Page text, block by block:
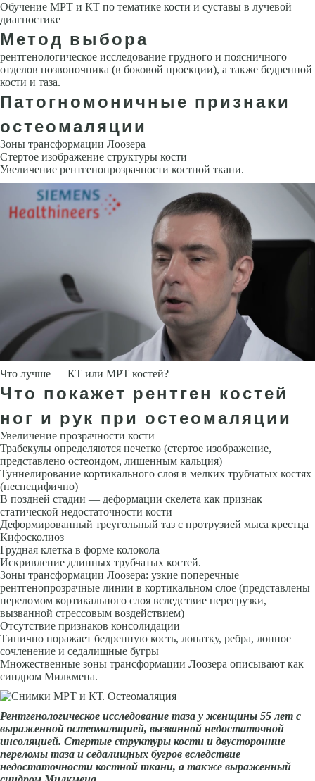
Обучение МРТ и КТ по тематике кости и суставы в лучевой
диагностике
Метод выбора
рентгенологическое исследование грудного и поясничного
отделов позвоночника (в боковой проекции), а также бедренной
кости и таза.
Патогномоничные признаки
остеомаляции
Зоны трансформации Лоозера
Стертое изображение структуры кости
Увеличение рентгенопрозрачности костной ткани.
Что лучше — КТ или МРТ костей?
Что покажет рентген костей
ног и рук при остеомаляции
Увеличение прозрачности кости
Трабекулы определяются нечетко (стертое изображение,
представлено остеоидом, лишенным кальция)
Туннелирование кортикального слоя в мелких трубчатых костях
(неспецифично)
В поздней стадии — деформации скелета как признак
статической недостаточности кости
Деформированный треугольный таз с протрузией мыса крестца
Кифосколиоз
Грудная клетка в форме колокола
Искривление длинных трубчатых костей.
Зоны трансформации Лоозера: узкие поперечные
рентгенопрозрачные линии в кортикальном слое (представлены
переломом кортикального слоя вследствие перегрузки,
вызванной стрессовым воздействием)
Отсутствие признаков консолидации
Типично поражает бедренную кость, лопатку, ребра, лонное
сочленение и седалищные бугры
Множественные зоны трансформации Лоозера описывают как
синдром Милкмена.
Рентгенологическое исследование таза у женщины 55 лет с
выраженной остеомаляцией, вызванной недостаточной
инсоляцией. Стертые структуры кости и двусторонние
переломы таза и седалищных бугров вследствие
недостаточности костной ткани, а также выраженный